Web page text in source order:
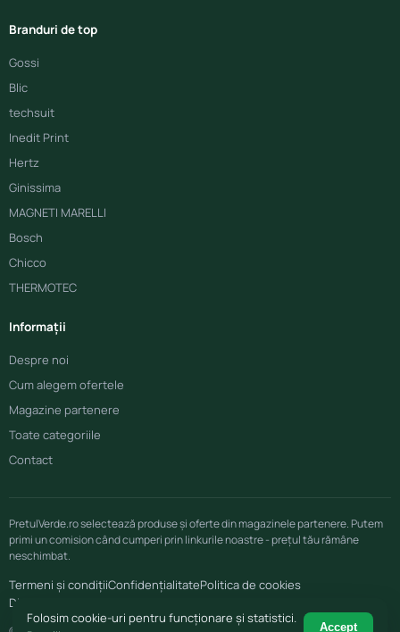
Branduri de top
Gossi
Blic
techsuit
Inedit Print
Hertz
Ginissima
MAGNETI MARELLI
Bosch
Chicco
THERMOTEC
Informații
Despre noi
Cum alegem ofertele
Magazine partenere
Toate categoriile
Contact
PretulVerde.ro selectează produse și oferte din magazinele partenere. Putem
primi un comision când cumperi prin linkurile noastre - prețul tău rămâne
neschimbat.
Termeni și condițiiConfidențialitatePolitica de cookies
Disclaimer afiliere
Folosim cookie-uri pentru funcționare și statistici.
Accept